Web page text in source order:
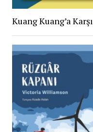
Kuang Kuang’a Karşı